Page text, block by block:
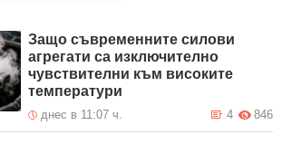
Защо съвременните силови
агрегати са изключително
чувствителни към високите
температури
днес в 11:07 ч. 846
4